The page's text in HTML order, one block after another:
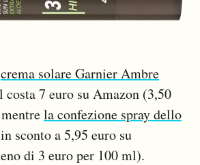
crema solare Garnier Ambre
costa 7 euro su Amazon (3,50
la confezione spray dello
sconto a 5,95 euro su
di 3 euro per 100 ml).